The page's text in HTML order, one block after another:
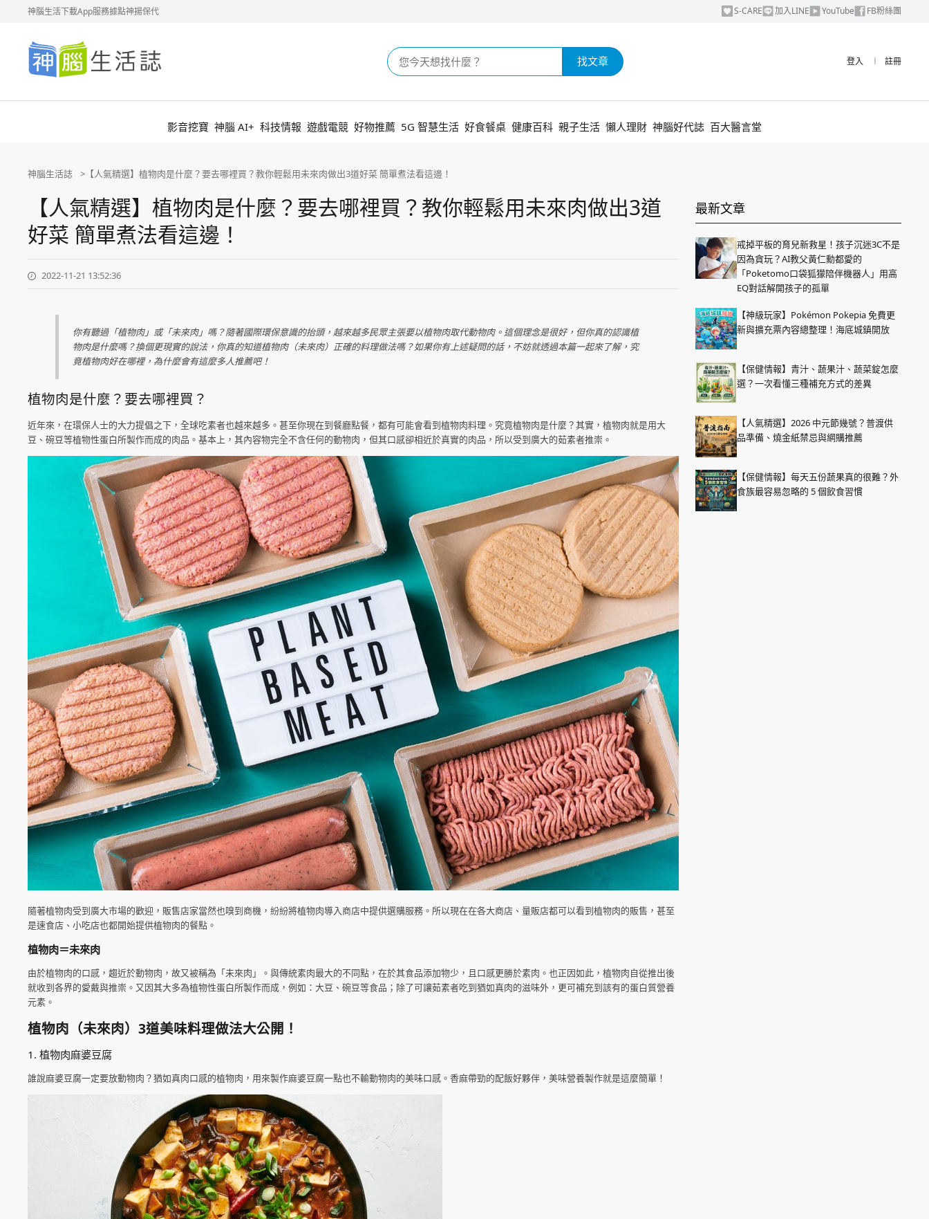
神腦生活下載App服務據點神揚保代 S-CARE 加入LINE YouTube FB粉絲團
神
腦
生
活
登入 ︱ 註冊
找文章
影音挖寶 神腦 AI+ 科技情報 遊戲電競 好物推薦 5G 智慧生活 好食餐桌 健康百科 親子生活 懶人理財 神腦好代誌 百大醫言堂
神腦生活誌 【人氣精選】植物肉是什麼？要去哪裡買？教你輕鬆用未來肉做出3道好菜 簡單煮法看這邊！
【人氣精選】植物肉是什麼？要去哪裡買？教你輕鬆用未來肉做出3道
好菜 簡單煮法看這邊！
2022-11-21 13:52:36
你有聽過「植物肉」或「未來肉」嗎？隨著國際環保意識的抬頭，越來越多民眾主張要以植物肉取代動物肉。這個理念是很好，但你真的認識植
物肉是什麼嗎？換個更現實的說法，你真的知道植物肉（未來肉）正確的料理做法嗎？如果你有上述疑問的話，不妨就透過本篇一起來了解，究
竟植物肉好在哪裡，為什麼會有這麼多人推薦吧！
植物肉是什麼？要去哪裡買？
近年來，在環保人士的大力提倡之下，全球吃素者也越來越多。甚至你現在到餐廳點餐，都有可能會看到植物肉料理。究竟植物肉是什麼？其實，植物肉就是用大
豆、碗豆等植物性蛋白所製作而成的肉品。基本上，其內容物完全不含任何的動物肉，但其口感卻相近於真實的肉品，所以受到廣大的茹素者推崇。
隨著植物肉受到廣大市場的歡迎，販售店家當然也嗅到商機，紛紛將植物肉導入商店中提供選購服務。所以現在在各大商店、量販店都可以看到植物肉的販售，甚至
是速食店、小吃店也都開始提供植物肉的餐點。
植物肉＝未來肉
由於植物肉的口感，趨近於動物肉，故又被稱為「未來肉」。與傳統素肉最大的不同點，在於其食品添加物少，且口感更勝於素肉。也正因如此，植物肉自從推出後
就收到各界的愛戴與推崇。又因其大多為植物性蛋白所製作而成，例如：大豆、碗豆等食品；除了可讓茹素者吃到猶如真肉的滋味外，更可補充到該有的蛋白質營養
元素。
植物肉（未來肉）3道美味料理做法大公開！
1. 植物肉麻婆豆腐
誰說麻婆豆腐一定要放動物肉？猶如真肉口感的植物肉，用來製作麻婆豆腐一點也不輸動物肉的美味口感。香麻帶勁的配飯好夥伴，美味營養製作就是這麼簡單！
最新文章
戒掉平板的育兒新救星！孩子沉迷3C不是
因為貪玩？AI教父黃仁勳都愛的
「Poketomo口袋狐獴陪伴機器人」用高
EQ對話解開孩子的孤單
【神級玩家】Pokémon Pokepia 免費更
新與擴充票內容總整理！海底城鎮開放
【保健情報】青汁、蔬果汁、蔬菜錠怎麼
選？一次看懂三種補充方式的差異
【人氣精選】2026 中元節幾號？普渡供
品準備、燒金紙禁忌與網購推薦
【保健情報】每天五份蔬果真的很難？外
食族最容易忽略的 5 個飲食習慣